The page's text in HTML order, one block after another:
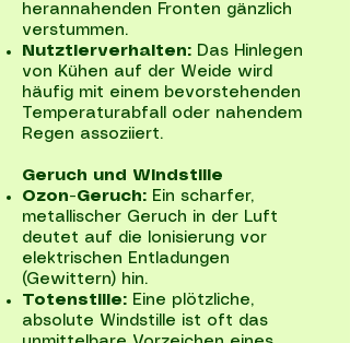
herannahenden Fronten gänzlich
verstummen.
Nutztierverhalten: Das Hinlegen
von Kühen auf der Weide wird
häufig mit einem bevorstehenden
Temperaturabfall oder nahendem
Regen assoziiert.
Geruch und Windstille
Ozon-Geruch: Ein scharfer,
metallischer Geruch in der Luft
deutet auf die Ionisierung vor
elektrischen Entladungen
(Gewittern) hin.
Totenstille: Eine plötzliche,
absolute Windstille ist oft das